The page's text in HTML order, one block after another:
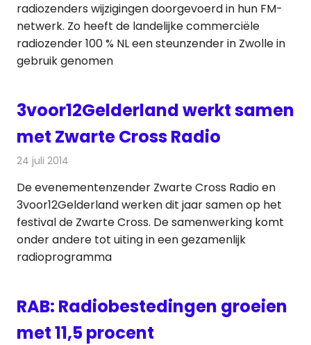
radiozenders wijzigingen doorgevoerd in hun FM-
netwerk. Zo heeft de landelijke commerciële
radiozender 100 % NL een steunzender in Zwolle in
gebruik genomen
3voor12Gelderland werkt samen
met Zwarte Cross Radio
24 juli 2014
De evenementenzender Zwarte Cross Radio en
3voor12Gelderland werken dit jaar samen op het
festival de Zwarte Cross. De samenwerking komt
onder andere tot uiting in een gezamenlijk
radioprogramma
RAB: Radiobestedingen groeien
met 11,5 procent